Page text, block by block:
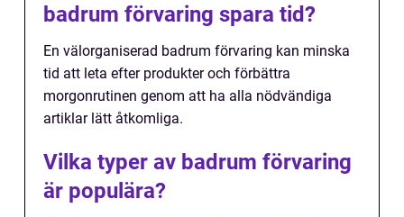
badrum förvaring spara tid?
En välorganiserad badrum förvaring kan minska
tid att leta efter produkter och förbättra
morgonrutinen genom att ha alla nödvändiga
artiklar lätt åtkomliga.
Vilka typer av badrum förvaring
är populära?